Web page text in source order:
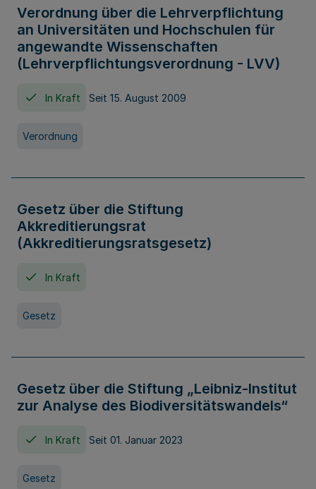
Verordnung über die Lehrverpflichtung
an Universitäten und Hochschulen für
angewandte Wissenschaften
(Lehrverpflichtungsverordnung - LVV)
In Kraft Seit 15. August 2009
Verordnung
Gesetz über die Stiftung
Akkreditierungsrat
(Akkreditierungsratsgesetz)
In Kraft
Gesetz
Gesetz über die Stiftung „Leibniz-Institut
zur Analyse des Biodiversitätswandels“
In Kraft Seit 01. Januar 2023
Gesetz